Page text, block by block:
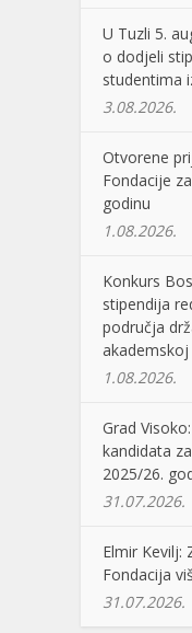
U Tuzli 5.
o dodjeli
studentima
3.08.2026.
Otvorene
Fondacije
godinu
1.08.2026.
Konkurs
stipendija
područja
1.08.2026.
Grad
kandidata
2025/26.
31.07.2026.
Elmir Kevilj:
Fondacija
31.07.2026.